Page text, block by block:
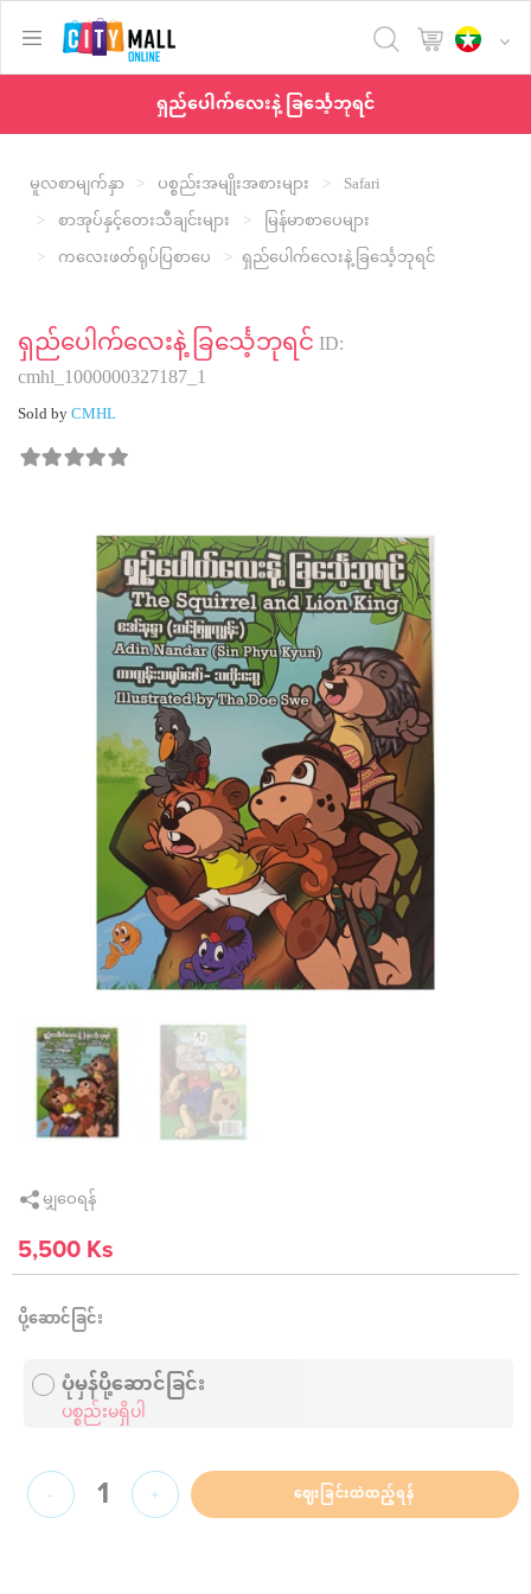
text.skipToContent
text.skipToNavigation
ရှည်ပေါက်လေးနဲ့ ခြင်္သေ့ဘုရင်
မူလစာမျက်နှာ ပစ္စည်းအမျိုးအစားများ
Safari
စာအုပ်နှင့်တေးသီချင်းများ
မြန်မာစာပေများ
ကလေးဖတ်ရုပ်ပြစာပေ
ရှည်ပေါက်လေးနဲ့ ခြင်္သေ့ဘုရင်
ရှည်ပေါက်လေးနဲ့ ခြင်္သေ့ဘုရင်ID:
cmhl_1000000327187_1
Sold byCMHL
မျှဝေရန်
5,500 Ks
ပို့ဆောင်ခြင်း
ပုံမှန်ပို့ဆောင်ခြင်း
ပစ္စည်းမရှိပါ
- 1 + ဈေးခြင်းထဲထည့်ရန်